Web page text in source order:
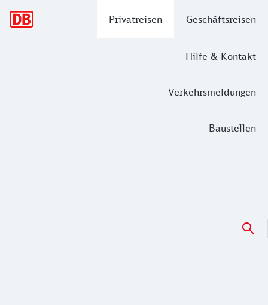
Privatreisen Geschäftsreisen
Hilfe & Kontakt
Verkehrsmeldungen
Baustellen